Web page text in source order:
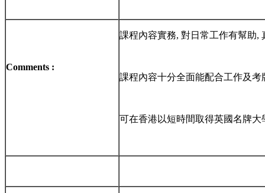
Comments :
課程內容實務, 對日常工作有幫助,
課程內容十分全面能配合工作及考
可在香港以短時間取得英國名牌